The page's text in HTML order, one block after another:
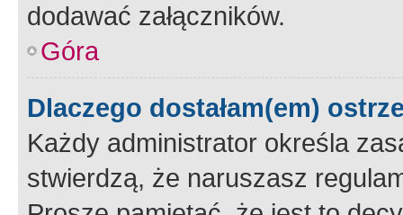
dodawać załączników.
Góra
Dlaczego dostałam(em)
Każdy administrator określa
stwierdzą, że naruszasz